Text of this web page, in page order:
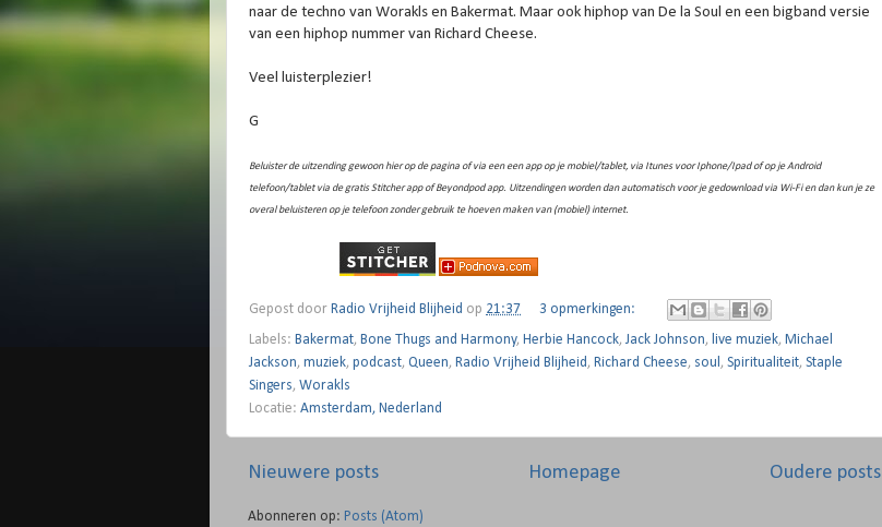
naar de techno van Worakls en Bakermat. Maar ook hiphop van De la Soul en een bigband versie
van een hiphop nummer van Richard Cheese.
Veel luisterplezier!
G
Beluister de uitzending gewoon hier op de pagina of via een een app op je mobiel/tablet, via Itunes voor Iphone/Ipad of op je Android
telefoon/tablet via de gratis Stitcher app of Beyondpod app. Uitzendingen worden dan automatisch voor je gedownload via Wi-Fi en dan kun je ze
overal beluisteren op je telefoon zonder gebruik te hoeven maken van (mobiel) internet.
Gepost door Radio Vrijheid Blijheid op 21:37 3 opmerkingen:
Labels: Bakermat, Bone Thugs and Harmony, Herbie Hancock, Jack Johnson, live muziek, Michael
Jackson, muziek, podcast, Queen, Radio Vrijheid Blijheid , Richard Cheese, soul , Spiritualiteit, Staple
Singers, Worakls
Locatie: Amsterdam, Nederland
Nieuwere posts Oudere posts
Homepage
Abonneren op: Posts (Atom)